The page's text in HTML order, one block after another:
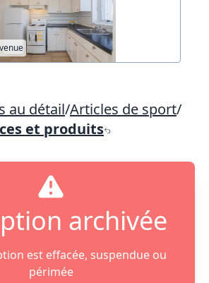
au détail/Articles de sport/
et produits
archivée
est effacée, suspendue ou
périmée